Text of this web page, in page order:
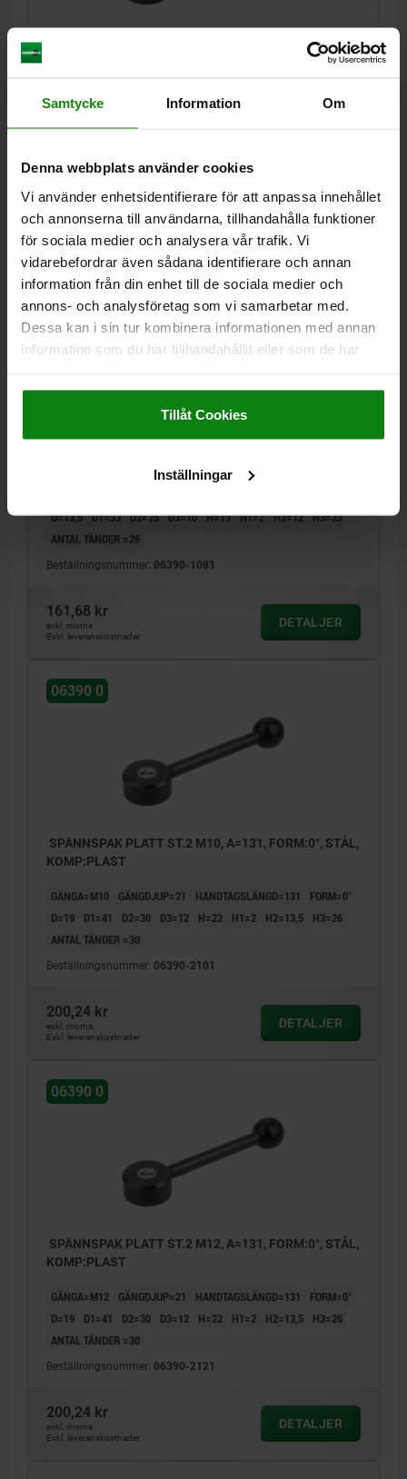
Samtycke Information Om
Denna webbplats använder cookies
Vi använder enhetsidentifierare för att anpassa innehållet
och annonserna till användarna, tillhandahålla funktioner
för sociala medier och analysera vår trafik. Vi
vidarebefordrar även sådana identifierare och annan
information från din enhet till de sociala medier och
annons- och analysföretag som vi samarbetar med.
Dessa kan i sin tur kombinera informationen med annan
information som du har tillhandahållit eller som de har
Impressum|Dataskydd|AGB
Tillåt Cookies
Inställningar
SPÄNNSPAK PLATT ST.1 M06, A=102, FORM:0°, STÅL,
GÄNGA=M6 GÄNGDJUP=18 HANDTAGSLÄNGD=102
FORM=0°
D=13,5
Beställningsnummer:06390-1061
exkl. moms
Exkl. leveranskostnader
DETALJER
06390 0
SPÄNNSPAK PLATT ST.1 M08, A=102, FORM:0°, STÅL,
D=13,5 D1=33 D2=25 D3=10 H=19 H1=2 H2=12 H3=23
ANTAL TÄNDER =26
Beställningsnummer: 06390-1081
161,68 kr
exkl. moms
Exkl. leveranskostnader
DETALJER
06390 0
SPÄNNSPAK PLATT ST.2 M10, A=131, FORM:0°, STÅL,
KOMP:PLAST
GÄNGA=M10 GÄNGDJUP=21 HANDTAGSLÄNGD=131
FORM=0°
D=19
D1=41 D2=30 D3=12 H=22 H1=2 H2=13,5
H3=26
ANTAL TÄNDER =30
Beställningsnummer: 06390-2101
200,24 kr
exkl. moms
Exkl. leveranskostnader
DETALJER
06390 0
SPÄNNSPAK PLATT ST.2 M12, A=131, FORM:0°, STÅL,
KOMP:PLAST
GÄNGA=M12 GÄNGDJUP=21 HANDTAGSLÄNGD=131
FORM=0°
D=19
D1=41 D2=30 D3=12 H=22 H1=2 H2=13,5
H3=26
ANTAL TÄNDER =30
Beställningsnummer: 06390-2121
200,24 kr
exkl. moms
Exkl. leveranskostnader
DETALJER